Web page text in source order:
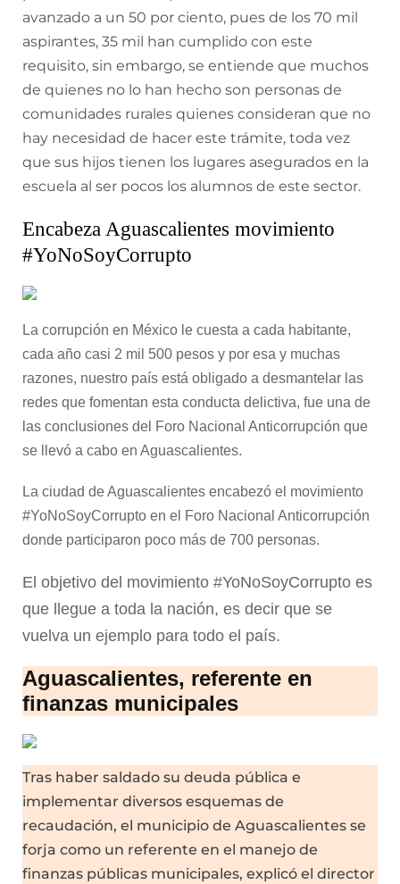
avanzado a un 50 por ciento, pues de los 70 mil
aspirantes, 35 mil han cumplido con este
requisito, sin embargo, se entiende que muchos
de quienes no lo han hecho son personas de
comunidades rurales quienes consideran que no
hay necesidad de hacer este trámite, toda vez
que sus hijos tienen los lugares asegurados en la
escuela al ser pocos los alumnos de este sector.
Encabeza Aguascalientes movimiento
#YoNoSoyCorrupto
La corrupción en México le cuesta a cada habitante,
cada año casi 2 mil 500 pesos y por esa y muchas
razones, nuestro país está obligado a desmantelar las
redes que fomentan esta conducta delictiva, fue una de
las conclusiones del Foro Nacional Anticorrupción que
se llevó a cabo en Aguascalientes.
La ciudad de Aguascalientes encabezó el movimiento
#YoNoSoyCorrupto en el Foro Nacional Anticorrupción
donde participaron poco más de 700 personas.
El objetivo del movimiento #YoNoSoyCorrupto es
que llegue a toda la nación, es decir que se
vuelva un ejemplo para todo el país.
Aguascalientes, referente en
finanzas municipales
Tras haber saldado su deuda pública e
implementar diversos esquemas de
recaudación, el municipio de Aguascalientes se
forja como un referente en el manejo de
finanzas públicas municipales, explicó el director